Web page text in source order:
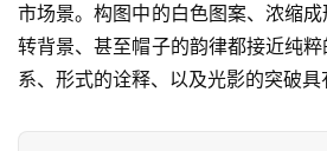
书
欣
赏
市场景。构图中的白色图案、浓缩
转背景、甚至帽子的韵律都接近纯
系、形式的诠释、以及光影的突破